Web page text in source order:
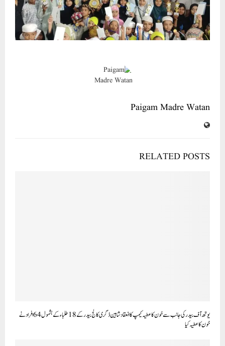
Paigam Madre Watan
RELATED POSTS
یوتھ آف بیدر کی جانب سے خون کا عطیہ کیمپ کا انعقاد شاہین ڈگری کالج بیدر کے18طلباء کے بشمول64افراد نے
خون کا عطیہ کیا